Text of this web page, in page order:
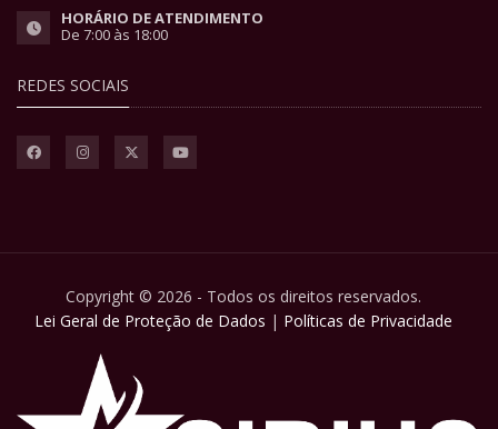
HORÁRIO DE ATENDIMENTO
De 7:00 às 18:00
REDES SOCIAIS
Copyright © 2026 - Todos os direitos reservados.
Lei Geral de Proteção de Dados | Políticas de Privacidade